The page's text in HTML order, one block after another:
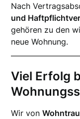
Nach
und
gehören zu den
neue Wohnung.
Viel Erfolg
Wir von